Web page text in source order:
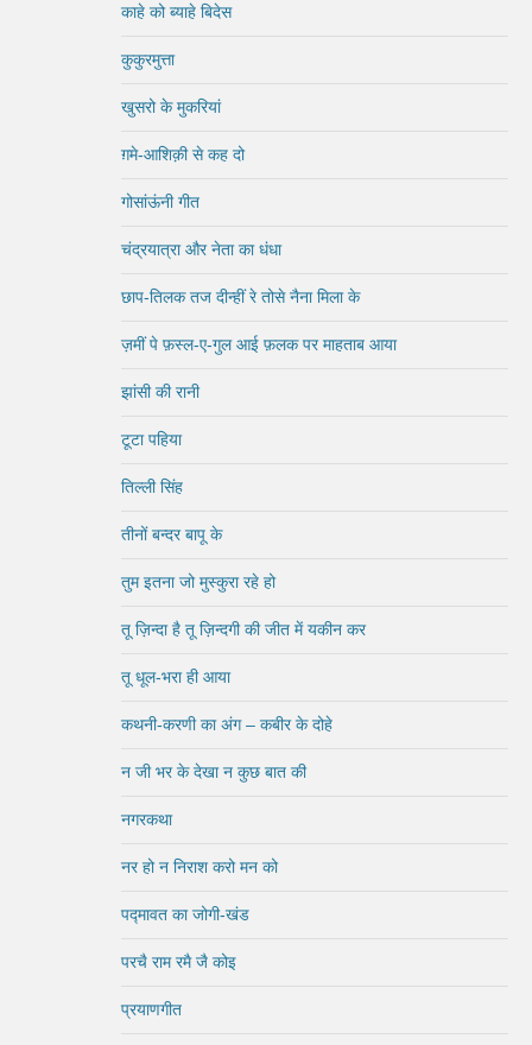
काहे को ब्याहे बिदेस
कुकुरमुत्ता
खुसरो के मुकरियां
ग़मे-आशिक़ी से कह दो
गोसांऊंनी गीत
चंद्रयात्रा और नेता का धंधा
छाप-तिलक तज दीन्हीं रे तोसे नैना मिला के
ज़मीं पे फ़स्ल-ए-गुल आई फ़लक पर माहताब आया
झांसी की रानी
टूटा पहिया
तिल्ली सिंह
तीनों बन्दर बापू के
तुम इतना जो मुस्कुरा रहे हो
तू ज़िन्दा है तू ज़िन्दगी की जीत में यकीन कर
तू धूल-भरा ही आया
कथनी-करणी का अंग – कबीर के दोहे
न जी भर के देखा न कुछ बात की
नगरकथा
नर हो न निराश करो मन को
पद्मावत का जोगी-खंड
परचै राम रमै जै कोइ
प्रयाणगीत